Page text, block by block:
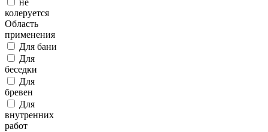
не
колеруется
Область
применения
Для бани
Для
беседки
Для
бревен
Для
внутренних
работ